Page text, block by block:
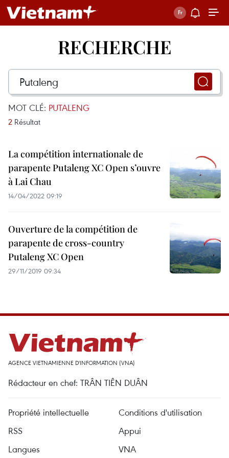
RECHERCHE
MOT CLÉ: PUTALENG
2 Résultat
La compétition internationale de
parapente Putaleng XC Open s’ouvre
à Lai Chau
14/04/2022 09:19
Ouverture de la compétition de
parapente de cross-country
Putaleng XC Open
29/11/2019 09:34
AGENCE VIETNAMIENNE D'INFORMATION (VNA)
Rédacteur en chef: TRÂN TIÊN DUÂN
Propriété intellectuelle
Conditions d'utilisation
RSS
Appui
Langues
VNA